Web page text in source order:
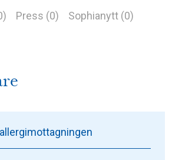
Press (0) Sophianytt (0)